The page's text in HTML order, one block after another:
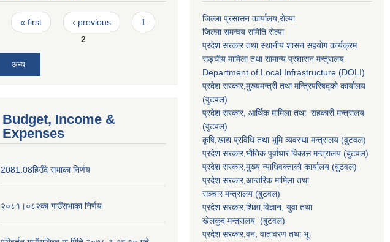
Pages
« first ‹ previous
1
2
अन्य
Budget, Income &
Expenses
2081.08हिउँदे सभाका निर्णय
२०८१।०८२का गाउँसभाका निर्णय
जिल्ला प्रसासन कार्यालय,राेल्पा
जिल्ला समन्वय समिति रोल्पा
प्रदेश सरकार तथा स्थानीय शासन सहयाेग कार्यक्रम
सङ्‍घीय मामिला तथा सामान्य प्रशासन मन्त्रालय
Department of Local Infrastructure (DOLI)
प्रदेश सरकार,मुख्यमन्त्री तथा मन्त्रिपरिषद्को कार्यालय
(वुटवल)
प्रदेश सरकार, आर्थिक मामिला तथा सहकारी मन्त्रालय
(वुटवल)
कृषि,खाद्य प्रविधि तथा भूमि व्यवस्था मन्त्रालय (वुटवल)
प्रदेश सरकार,भाैतिक पूर्वाधार विकास मन्त्रालय (बुटवल)
प्रदेश सरकार,मुख्य न्याधिवक्ताकाे कार्यालय (बुटवल)
प्रदेश सरकार,आन्तरिक मामिला तथा
सञ्चार मन्त्रालय (बुटवल)
प्रदेश सरकार,शिक्षा,विज्ञान, युवा तथा
खेलकुद मन्त्रालय (बुटवल)
प्रदेश सरकार,वन, वातावरण तथा भू-